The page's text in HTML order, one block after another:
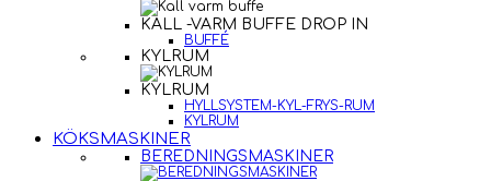
KALL -VARM BUFFE DROP IN
BUFFÉ
KYLRUM
KYLRUM
HYLLSYSTEM-KYL-FRYS-RUM
KYLRUM
KÖKSMASKINER
BEREDNINGSMASKINER